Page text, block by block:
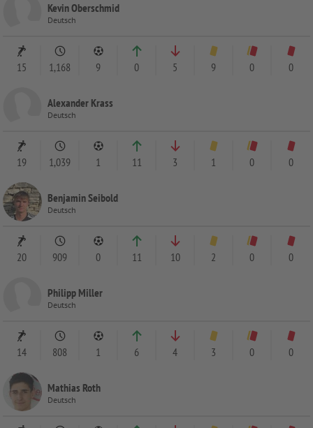
Kevin Oberschmid
Deutsch
15 1,168 9 0 5 9 0 0
Alexander Krass
Deutsch
19 1,039 1 11 3 1 0 0
Benjamin Seibold
Deutsch
20 909 0 11 10 2 0 0
Philipp Miller
Deutsch
14 808 1 6 4 3 0 0
Mathias Roth
Deutsch